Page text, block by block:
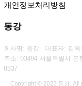
개인정보처리방침
동강
회사명: 동강 대표자: 김
주소: 03494 서울특별시
8837
Copyright © 2025 동강. All